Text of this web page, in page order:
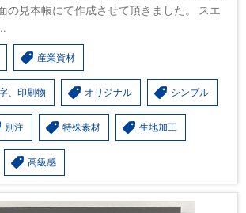
の見本帳にて作成させて頂きました。 スエ
産業資材
、印刷物 オリジナル シンプル
別注 特殊素材 生地加工
高級感